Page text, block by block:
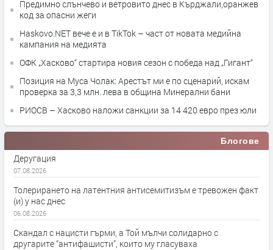
Предимно слънчево и ветровито днес в Кърджали,оранжев
код за опасни жеги
Haskovo.NET вече е и в TikTok – част от новата медийна
кампания на медията
ОФК „Хасково“ стартира новия сезон с победа над „Гигант“
Позиция на Муса Чолак: Арестът ми е по сценарий, искам
проверка за 3,3 млн. лева в община Минерални бани
РИОСВ – Хасково наложи санкции за 14 420 евро през юли
Блогове
Деругация
07.08.2026
Толерирането на латентния антисемитизъм е тревожен факт
(и) у нас днес
06.08.2026
Скандал с нацисти гърми, а Той мълчи солидарно с
другарите “антифашисти”, които му гласуваха